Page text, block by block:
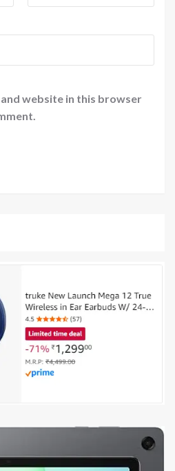
and website in this browser